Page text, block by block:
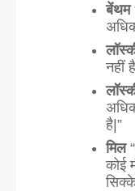
बेंथम
नहीं
है|”
मिल
कोई